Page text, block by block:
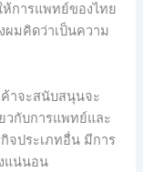
ห้การแพทย์ของไทย
ผมคิดว่าเป็นความ
าจะสนับสนุนจะ
วกับการแพทย์และ
จประเภทอื่น มีการ
แน่นอน